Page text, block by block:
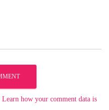
Learn how your comment data is